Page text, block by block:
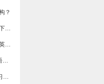
？
最新提问，成人英语零基础培训哪家好？选择线下还是线上？
春天的英语怎么说？那些和春天有关的古诗词用英语怎么说？
【最新】植树节的英语怎么表达?与树有关的英语俗语有哪些？
“元宵节”的英语怎么说？怎么用英语介绍元宵节习俗？